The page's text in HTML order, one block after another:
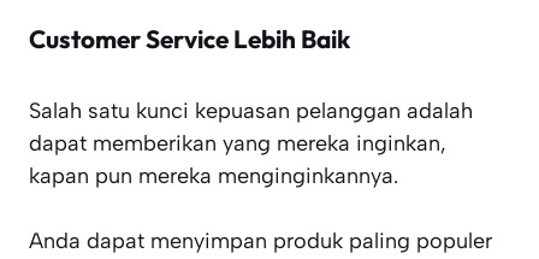
Customer Service Lebih Baik
Salah satu kunci kepuasan pelanggan adalah
dapat memberikan yang mereka inginkan,
kapan pun mereka menginginkannya.
Anda dapat menyimpan produk paling populer